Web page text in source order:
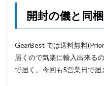
開封の儀と同
GearBest では送料無料
届くので気楽に輸入出来る
で届く。今回も5営業日で届